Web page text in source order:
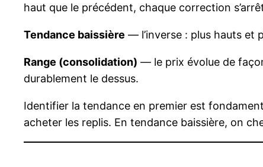
haut que le précédent, chaque correction
Tendance baissière — l’inverse : plus hauts et
Range (consolidation) — le prix évolue de
durablement le dessus.
Identifier la tendance en premier est
acheter les replis. En tendance baissière, on